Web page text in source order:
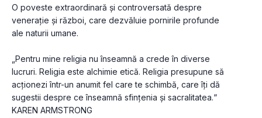
O poveste extraordinară și controversată despre
venerație și război, care dezvăluie pornirile profunde
ale naturii umane.
„Pentru mine religia nu înseamnă a crede în diverse
lucruri. Religia este alchimie etică. Religia presupune să
acționezi într-un anumit fel care te schimbă, care îți dă
sugestii despre ce înseamnă sfințenia și sacralitatea.“
KAREN ARMSTRONG